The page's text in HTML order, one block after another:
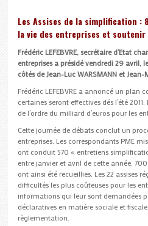
Les Assises de la simplification :
la vie des entreprises et
Frédéric LEFEBVRE, secrétaire d’Etat
entreprises a présidé vendredi 29 avril,
côtés de Jean-Luc WARSMANN et Jean-
Frédéric LEFEBVRE a annoncé un plan
certaines seront effectives dés l’été
de l’ordre du milliard d’euros pour les
Cette journée de débats conclut un
entreprises. Les correspondants PME
ont conduit 570 « entretiens
entre janvier et avril de cette année.
ont ainsi été recueillies. Les 22 assises
difficultés les plus coûteuses pour les
informations qui leur sont demandées
déclaratives en matière sociale et
règlementation.